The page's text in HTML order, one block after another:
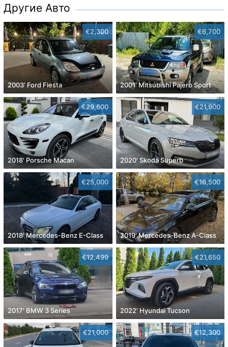
Другие Авто
€2,300
2003' Ford Fiesta
€6,700
2001' Mitsubishi Pajero Sport
€29,600
2018' Porsche Macan
€21,900
2020' Skoda Superb
€25,000
2018' Mercedes-Benz E-Class
€16,500
2019' Mercedes-Benz A-Class
€12,499
2017' BMW 3 Series
€21,650
2022' Hyundai Tucson
€21,000 €12,300